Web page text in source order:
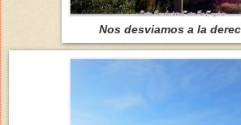
Nos desviamos a la